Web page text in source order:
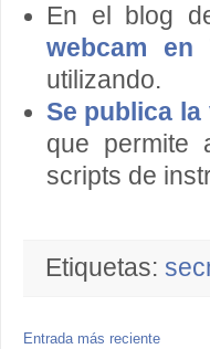
En el blog
webcam en
utilizando.
Se publica
que permite
scripts de
Etiquetas:
Entrada más reciente